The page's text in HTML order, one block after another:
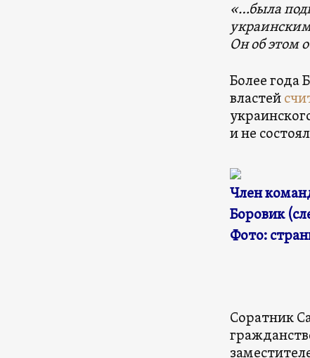
«…была
Он об этом
Более года
властей
и не
Член
Боровик
Фото:
Соратник